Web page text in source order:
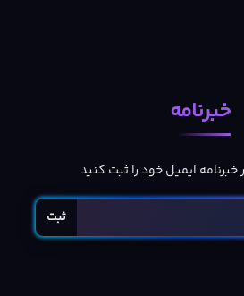
خبرنامه
خبرنامه ایمیل خود را ثبت کنید
ثبت